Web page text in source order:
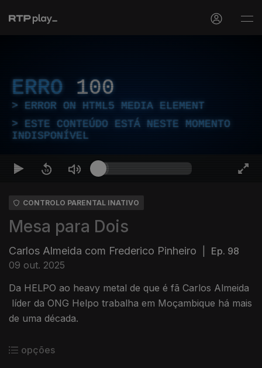
ERRO 100
ERROR ON HTML5 MEDIA ELEMENT
ESTE CONTEÚDO ESTÁ NESTE MOMENTO
INDISPONÍVEL
CONTROLO PARENTAL INATIVO
Mesa para Dois
Carlos Almeida com Frederico Pinheiro
Ep. 98
09 out. 2025
Da HELPO ao heavy metal de que é fã Carlos Almeida
líder da ONG Helpo trabalha em Moçambique há mais
de uma década.
opções